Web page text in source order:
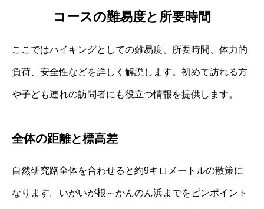
コースの難易度と所要時間
ここではハイキングとしての難易度、所要時間、体力的
負荷、安全性などを詳しく解説します。初めて訪れる方
や子ども連れの訪問者にも役立つ情報を提供します。
全体の距離と標高差
自然研究路全体を合わせると約9キロメートルの散策に
なります。いがいが根～かんのん浜までをピンポイント